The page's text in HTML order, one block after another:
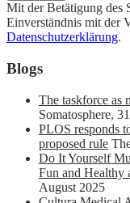
Mit der Betätigung des
Einverständnis mit der
Datenschutzerklärung.
Blogs
The taskforce as
Somatosphere,
PLOS responds
proposed rule
Do It Yourself
Fun and Healthy
August 2025